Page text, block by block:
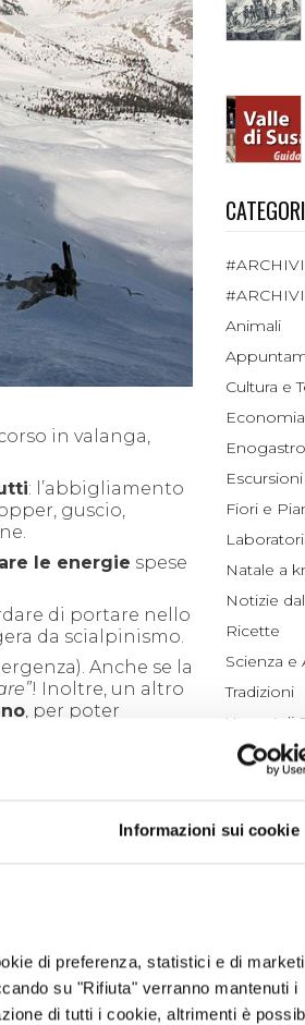
Informazioni sui cookie
di preferenza, statistici e di
su "Rifiuta" verranno mantenuti i
di tutti i cookie, altrimenti è
in valanga,
: l’abbigliamento
guscio,
le energie spese
di portare nello
da scialpinismo.
Anche se la
! Inoltre, un altro
, per poter
Animali
Cultura e
Fiori e
Natale a
Notizie
Ricette
Scienza
Tradizioni
Un po' di
ARCHIVIO
2026
agosto (1)
aprile (3)
marzo (7)